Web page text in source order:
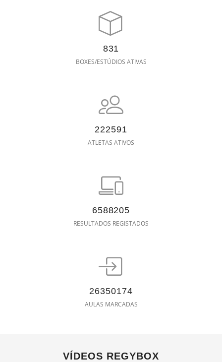
831
BOXES/ESTÚDIOS ATIVAS
222591
ATLETAS ATIVOS
6588205
RESULTADOS REGISTADOS
26350174
AULAS MARCADAS
VÍDEOS REGYBOX